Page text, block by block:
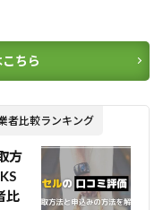
ちら
者比較ランキング
方
比